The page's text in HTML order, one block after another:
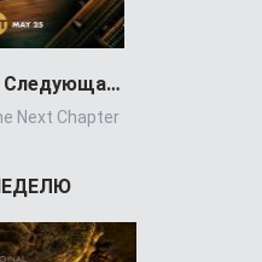
Библиотекари: Следующая глава (сериал)
Next Chapter